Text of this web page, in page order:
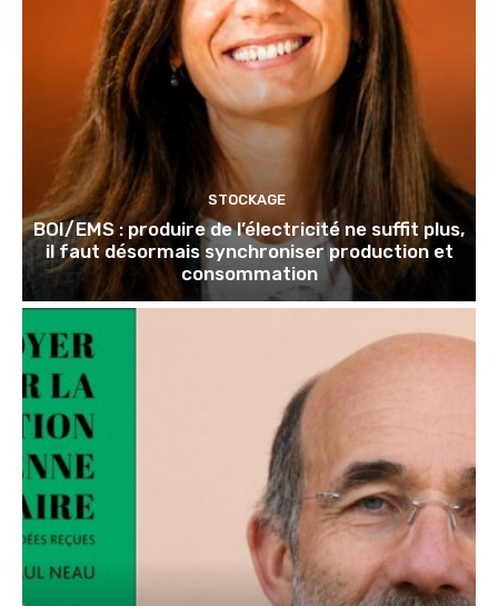
STOCKAGE
BOI/EMS : produire de l’électricité ne suffit plus,
il faut désormais synchroniser production et
consommation